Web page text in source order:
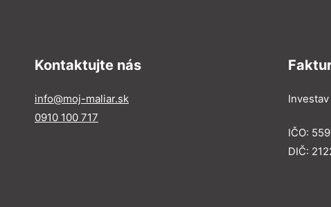
Kontaktujte nás
info@moj-maliar.sk
0910 100 717
Investav
IČO:
DIČ: